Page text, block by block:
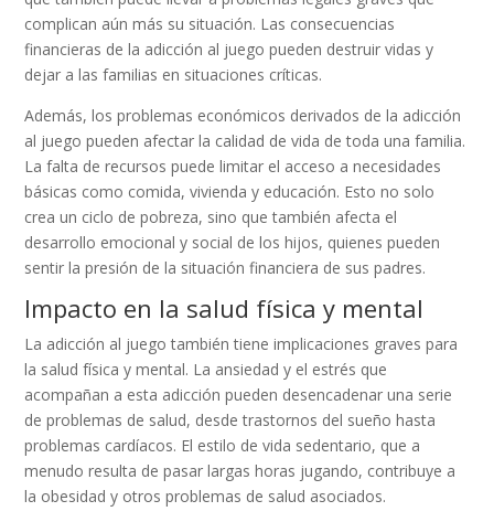
complican aún más su situación. Las consecuencias
financieras de la adicción al juego pueden destruir vidas y
dejar a las familias en situaciones críticas.
Además, los problemas económicos derivados de la adicción
al juego pueden afectar la calidad de vida de toda una familia.
La falta de recursos puede limitar el acceso a necesidades
básicas como comida, vivienda y educación. Esto no solo
crea un ciclo de pobreza, sino que también afecta el
desarrollo emocional y social de los hijos, quienes pueden
sentir la presión de la situación financiera de sus padres.
Impacto en la salud física y mental
La adicción al juego también tiene implicaciones graves para
la salud física y mental. La ansiedad y el estrés que
acompañan a esta adicción pueden desencadenar una serie
de problemas de salud, desde trastornos del sueño hasta
problemas cardíacos. El estilo de vida sedentario, que a
menudo resulta de pasar largas horas jugando, contribuye a
la obesidad y otros problemas de salud asociados.